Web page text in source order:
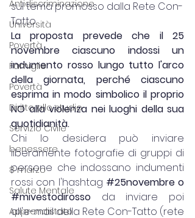
Antidiscriminazione
Università
Povertà
Famiglie
Povertà
Diritto allo studio
Servizio Civile
benessere
8 marzo
Salute Mentale
Apprendistato
sul tema promosso dalla Rete Con-
Tatto.
La proposta prevede che il 25
novembre ciascuno indossi un
indumento rosso lungo tutto l'arco
della giornata, perché ciascuno
esprima in modo simbolico il proprio
NO alla violenza nei luoghi della sua
quotidianità.
Chi lo desidera può inviare
liberamente fotografie di gruppi di
persone che indossano indumenti
rossi con l'hashtag #25novembre
#mivestodirosso da inviare poi